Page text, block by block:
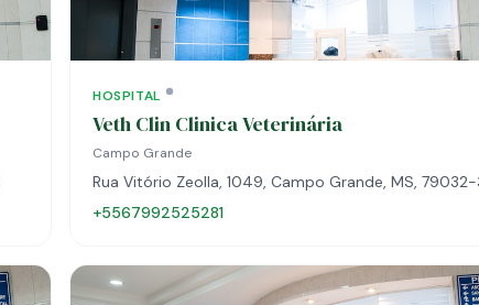
HOSPITAL
Veth Clin Clinica Veterinária
Campo Grande
Rua Vitório Zeolla, 1049, Campo Grande, MS,
+5567992525281